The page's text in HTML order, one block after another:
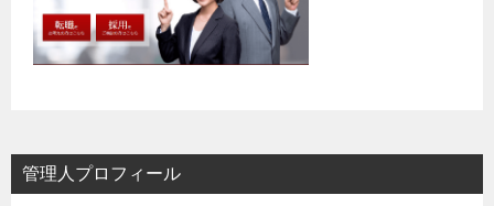
管理人プロフィール